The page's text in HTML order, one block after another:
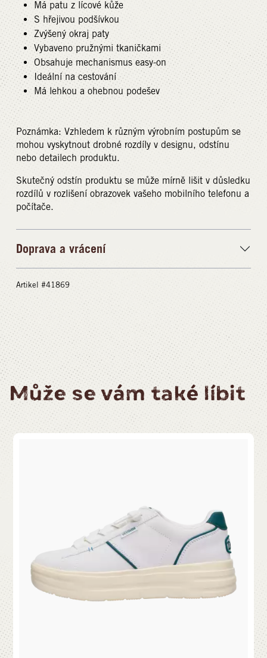
Má patu z lícové kůže
S hřejivou podšívkou
Zvýšený okraj paty
Vybaveno pružnými tkaničkami
Obsahuje mechanismus easy-on
Ideální na cestování
Má lehkou a ohebnou podešev
Poznámka: Vzhledem k různým výrobním postupům se
mohou vyskytnout drobné rozdíly v designu, odstínu
nebo detailech produktu.
Skutečný odstín produktu se může mírně lišit v důsledku
rozdílů v rozlišení obrazovek vašeho mobilního telefonu a
počítače.
Doprava a vrácení
Artikel #41869
Může se vám také líbit